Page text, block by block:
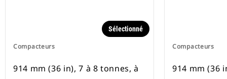
Compacteurs
Sélectionné
914 mm (36 in), 7 à 8 tonnes, à
Compacteurs
914 mm (36